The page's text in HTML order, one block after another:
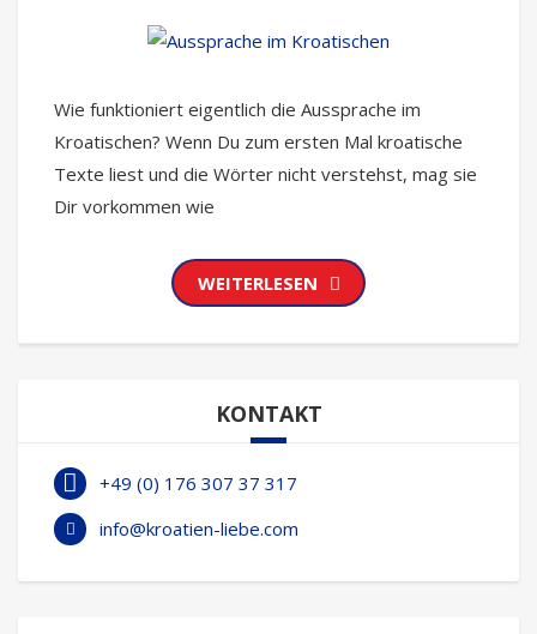
Wie funktioniert eigentlich die Aussprache im
Kroatischen? Wenn Du zum ersten Mal kroatische
Texte liest und die Wörter nicht verstehst, mag sie
Dir vorkommen wie
WEITERLESEN
KONTAKT
+49 (0) 176 307 37 317
info@kroatien-liebe.com